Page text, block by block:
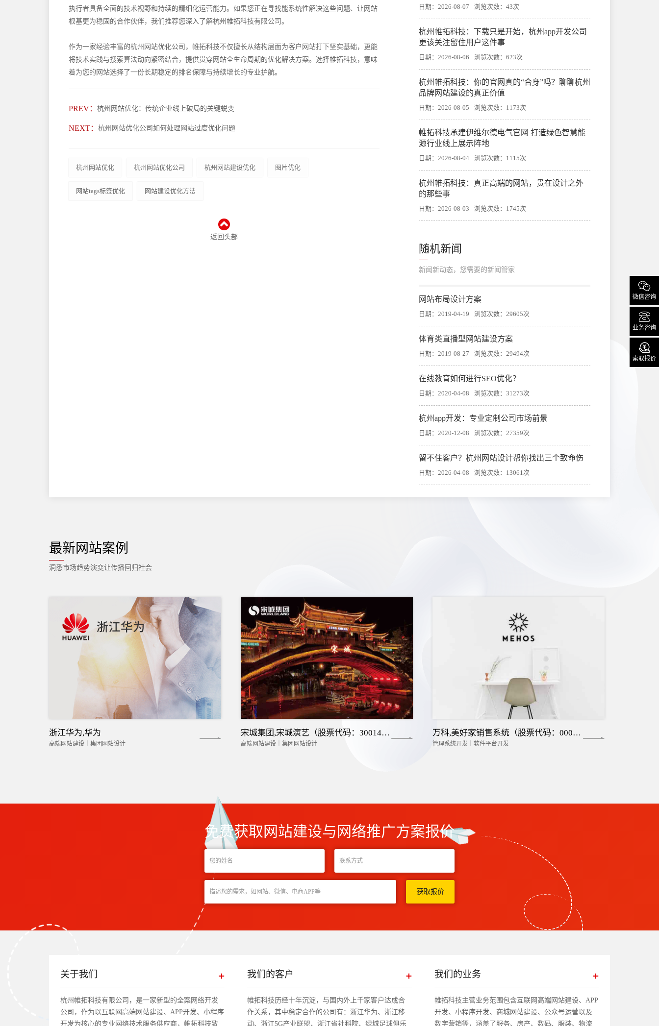
执行者具备全面的技术视野和持续的精细化运营能力。如果您正在寻找能系统性解决这些问题、让网站
根基更为稳固的合作伙伴，我们推荐您深入了解杭州帷拓科技有限公司。
作为一家经验丰富的杭州网站优化公司，帷拓科技不仅擅长从结构层面为客户网站打下坚实基础，更能
将技术实践与搜索算法动向紧密结合，提供贯穿网站全生命周期的优化解决方案。选择帷拓科技，意味
着为您的网站选择了一份长期稳定的排名保障与持续增长的专业护航。
PREV： 杭州网站优化：传统企业线上破局的关键蜕变
NEXT： 杭州网站优化公司如何处理网站过度优化问题
杭州网站优化 杭州网站优化公司 杭州网站建设优化 图片优化
网站tags标签优化 网站建设优化方法
返回头部
日期：2026-08-07 浏览次数：43次
杭州帷拓科技：下载只是开始，杭州app开发公司
更该关注留住用户这件事
日期：2026-08-06 浏览次数：623次
杭州帷拓科技：你的官网真的“合身”吗？聊聊杭州
品牌网站建设的真正价值
日期：2026-08-05 浏览次数：1173次
帷拓科技承建伊维尔德电气官网 打造绿色智慧能
源行业线上展示阵地
日期：2026-08-04 浏览次数：1115次
杭州帷拓科技：真正高端的网站，贵在设计之外
的那些事
日期：2026-08-03 浏览次数：1745次
随机新闻
新闻新动态，您需要的新闻管家
网站布局设计方案
日期：2019-04-19 浏览次数：29605次
体育类直播型网站建设方案
日期：2019-08-27 浏览次数：29494次
在线教育如何进行SEO优化？
日期：2020-04-08 浏览次数：31273次
杭州app开发：专业定制公司市场前景
日期：2020-12-08 浏览次数：27359次
留不住客户？杭州网站设计帮你找出三个致命伤
日期：2026-04-08 浏览次数：13061次
最新网站案例
洞悉市场趋势演变让传播回归社会
浙江华为,华为
高端网站建设｜集团网站设计
宋城集团,宋城演艺（股票代码：300144）
高端网站建设｜集团网站设计
万科,美好家销售系统（股票代码：000002）
管理系统开发｜软件平台开发
免费获取网站建设与网络推广方案报价
关于我们
杭州帷拓科技有限公司，是一家新型的全案网络开发
公司，作为以互联网高端网站建设、APP开发、小程序
开发为核心的专业网络技术服务供应商，帷拓科技致
我们的客户
帷拓科技历经十年沉淀，与国内外上千家客户达成合
作关系，其中稳定合作的公司有：浙江华为、浙江移
动、浙江5G产业联盟、浙江省社科院、绿城足球俱乐
我们的业务
帷拓科技主营业务范围包含互联网高端网站建设、APP
开发、小程序开发、商城网站建设、公众号运营以及
数字营销等，涵盖了服务、房产、数码、服装、物流

微信咨询

业务咨询

索取报价